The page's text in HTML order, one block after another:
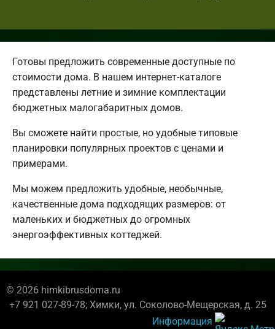
Готовы предложить современные доступные по
стоимости дома. В нашем интернет-каталоге
представлены летние и зимние комплектации
бюджетных малогабаритных домов.
Вы сможете найти простые, но удобные типовые
планировки популярных проектов с ценами и
примерами.
Мы можем предложить удобные, необычные,
качественные дома подходящих размеров: от
маленьких и бюджетных до огромных
энергоэффективных коттеджей.
© 2026 himkibrusdoma.ru
+7 921 027-89-78; Химки, ул. Соколово-Мещерская, д. 25
Информация